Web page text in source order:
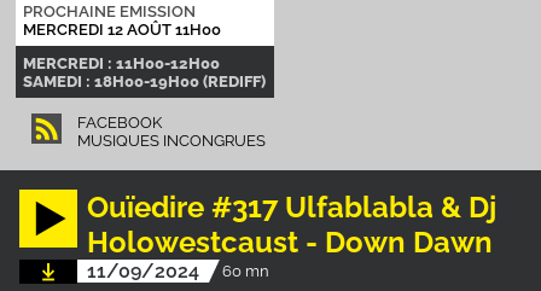
PROCHAINE EMISSION
MERCREDI 12 AOÛT 11H00
MERCREDI : 11H00-12H00
SAMEDI : 18H00-19H00 (REDIFF)
FACEBOOK
MUSIQUES INCONGRUES
Ouïedire #317 Ulfablabla & Dj
Holowestcaust - Down Dawn
11/09/2024 60 mn